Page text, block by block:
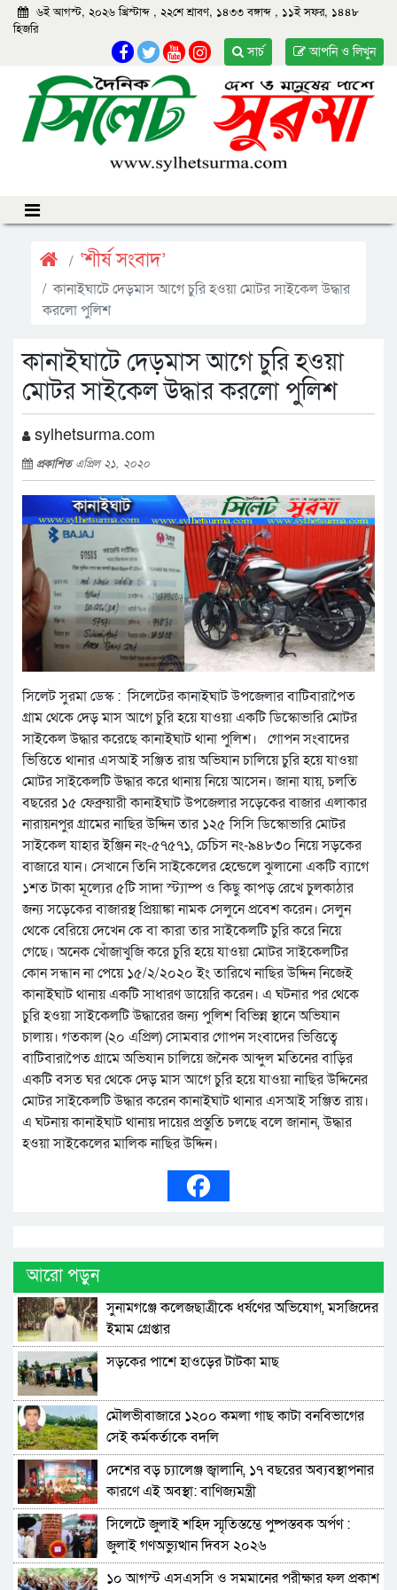
৬ই আগস্ট, ২০২৬ খ্রিস্টাব্দ , ২২শে শ্রাবণ, ১৪৩৩ বঙ্গাব্দ , ১১ই সফর, ১৪৪৮
হিজরি
আপনি ও লিখুন
সার্চ
‘শীর্ষ সংবাদ’
কানাইঘাটে দেড়মাস আগে চুরি হওয়া মোটর সাইকেল উদ্ধার
করলো পুলিশ
কানাইঘাটে দেড়মাস আগে চুরি হওয়া
মোটর সাইকেল উদ্ধার করলো পুলিশ
sylhetsurma.com
প্রকাশিতএপ্রিল ২১, ২০২০
সিলেট সুরমা ডেস্ক : সিলেটের কানাইঘাট উপজেলার বাটিবারাপৈত
গ্রাম থেকে দেড় মাস আগে চুরি হয়ে যাওয়া একটি ডিস্কোভারি মোটর
সাইকেল উদ্ধার করেছে কানাইঘাট থানা পুলিশ। গোপন সংবাদের
ভিত্তিতে থানার এসআই সঞ্জিত রায় অভিযান চালিয়ে চুরি হয়ে যাওয়া
মোটর সাইকেলটি উদ্ধার করে থানায় নিয়ে আসেন। জানা যায়, চলতি
বছরের ১৫ ফেব্রুয়ারী কানাইঘাট উপজেলার সড়েকের বাজার এলাকার
নারায়নপুর গ্রামের নাছির উদ্দিন তার ১২৫ সিসি ডিস্কোভারি মোটর
সাইকেল যাহার ইঞ্জিন নং-৫৭৫৭১, চেচিস নং-৯৪৮৩০ নিয়ে সড়কের
বাজারে যান। সেখানে তিনি সাইকেলের হেন্ডেলে ঝুলানো একটি ব্যাগে
১শত টাকা মূল্যের ৫টি সাদা স্ট্যাম্প ও কিছু কাপড় রেখে চুলকাঠার
জন্য সড়েকের বাজারস্থ প্রিয়াঙ্কা নামক সেলুনে প্রবেশ করেন। সেলুন
থেকে বেরিয়ে দেখেন কে বা কারা তার সাইকেলটি চুরি করে নিয়ে
গেছে। অনেক খোঁজাখুজি করে চুরি হয়ে যাওয়া মোটর সাইকেলটির
কোন সন্ধান না পেয়ে ১৫/২/২০২০ ইং তারিখে নাছির উদ্দিন নিজেই
কানাইঘাট থানায় একটি সাধারণ ডায়েরি করেন। এ ঘটনার পর থেকে
চুরি হওয়া সাইকেলটি উদ্ধারের জন্য পুলিশ বিভিন্ন স্থানে অভিযান
চালায়। গতকাল (২০ এপ্রিল) সোমবার গোপন সংবাদের ভিত্তিত্বে
বাটিবারাপৈত গ্রামে অভিযান চালিয়ে জনৈক আব্দুল মতিনের বাড়ির
একটি বসত ঘর থেকে দেড় মাস আগে চুরি হয়ে যাওয়া নাছির উদ্দিনের
মোটর সাইকেলটি উদ্ধার করেন কানাইঘাট থানার এসআই সঞ্জিত রায়।
এ ঘটনায় কানাইঘাট থানায় দায়ের প্রস্তুতি চলছে বলে জানান, উদ্ধার
হওয়া সাইকেলের মালিক নাছির উদ্দিন।
আরো পড়ুন
সুনামগঞ্জে কলেজছাত্রীকে ধর্ষণের অভিযোগ, মসজিদের
ইমাম গ্রেপ্তার
সড়কের পাশে হাওড়ের টাটকা মাছ
মৌলভীবাজারে ১২০০ কমলা গাছ কাটা বনবিভাগের
সেই কর্মকর্তাকে বদলি
দেশের বড় চ্যালেঞ্জ জ্বালানি, ১৭ বছরের অব্যবস্থাপনার
কারণে এই অবস্থা: বাণিজ্যমন্ত্রী
সিলেটে জুলাই শহিদ স্মৃতিস্তম্ভে পুষ্পস্তবক অর্পণ :
জুলাই গণঅভ্যুত্থান দিবস ২০২৬
১০ আগস্ট এসএসসি ও সমমানের পরীক্ষার ফল প্রকাশ